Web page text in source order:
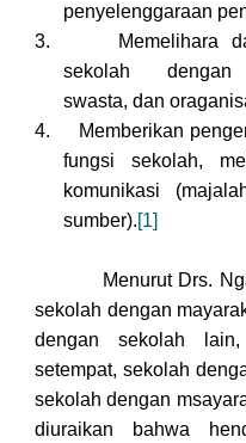
penyelenggaraan
3.
Memelihara
sekolah
dengan
swasta, dan
4.
Memberikan
fungsi sekolah,
komunikasi
sumber).[1]
Menurut Drs.
sekolah dengan
dengan sekolah
setempat, sekolah
sekolah dengan
diuraikan bahwa